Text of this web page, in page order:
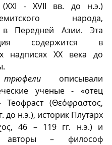
(XXI - XVII вв. до н.э.)
семитского народа,
Передней Азии. Эта
содержится в
надписях ХХ века до
трюфели описывали
ученые - «отец
Теофраст (Θεόφραστος,
до н.э.), историк Плутарх
46 – 119 гг. н.э.) и
авторы – философ